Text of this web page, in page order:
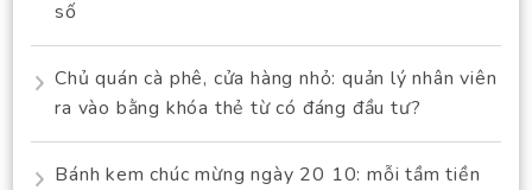
số
Chủ quán cà phê, cửa hàng nhỏ: quản lý nhân viên
ra vào bằng khóa thẻ từ có đáng đầu tư?
Bánh kem chúc mừng ngày 20 10: mỗi tầm tiền